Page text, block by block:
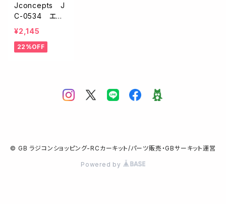
Jconcepts J
C-0534 エア
ロ・フロントウイ
ング【RC10B8
4】
¥2,145
22%OFF
© GB ラジコンショッピング-RCカーキット/パーツ販売・GBサーキット運営
Powered by